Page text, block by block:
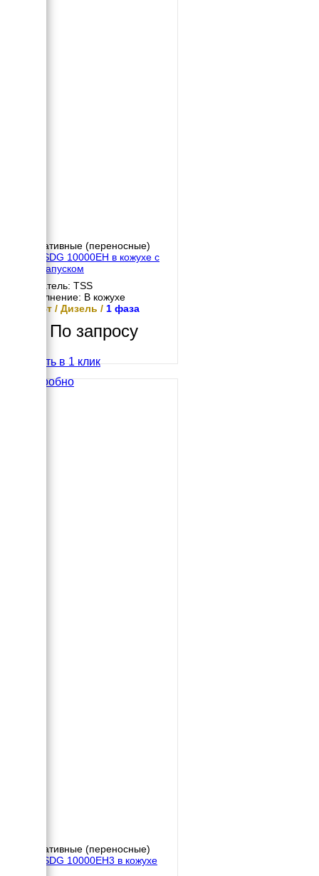
Портативные (переносные)
TSS SDG 10000EH в кожухе с
автозапуском
Двигатель: TSS
Исполнение: В кожухе
10 кВт / Дизель / 1 фаза
По запросу
Купить в 1 клик
Подробно
Портативные (переносные)
TSS SDG 10000EH3 в кожухе